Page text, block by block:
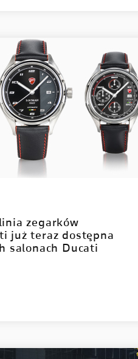
zegarków
już teraz dostępna
salonach Ducati